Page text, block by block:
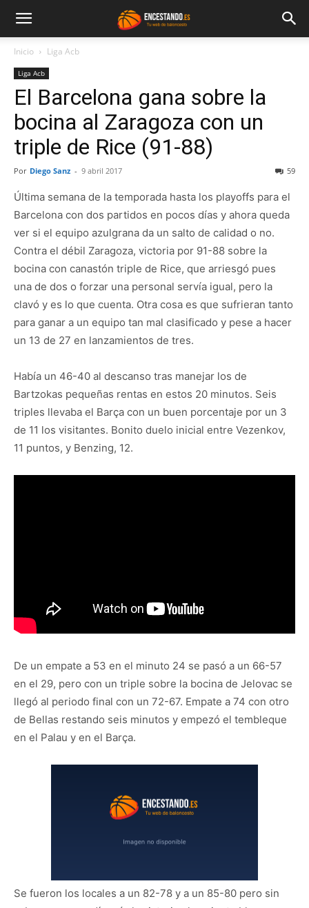
Inicio Liga Acb
Liga Acb
El Barcelona gana sobre la
bocina al Zaragoza con un
triple de Rice (91-88)
Por Diego Sanz - 9 abril 2017 59
Última semana de la temporada hasta los playoffs para el
Barcelona con dos partidos en pocos días y ahora queda
ver si el equipo azulgrana da un salto de calidad o no.
Contra el débil Zaragoza, victoria por 91-88 sobre la
bocina con canastón triple de Rice, que arriesgó pues
una de dos o forzar una personal servía igual, pero la
clavó y es lo que cuenta. Otra cosa es que sufrieran tanto
para ganar a un equipo tan mal clasificado y pese a hacer
un 13 de 27 en lanzamientos de tres.
Había un 46-40 al descanso tras manejar los de
Bartzokas pequeñas rentas en estos 20 minutos. Seis
triples llevaba el Barça con un buen porcentaje por un 3
de 11 los visitantes. Bonito duelo inicial entre Vezenkov,
11 puntos, y Benzing, 12.
De un empate a 53 en el minuto 24 se pasó a un 66-57
en el 29, pero con un triple sobre la bocina de Jelovac se
llegó al periodo final con un 72-67. Empate a 74 con otro
de Bellas restando seis minutos y empezó el tembleque
en el Palau y en el Barça.
Se fueron los locales a un 82-78 y a un 85-80 pero sin